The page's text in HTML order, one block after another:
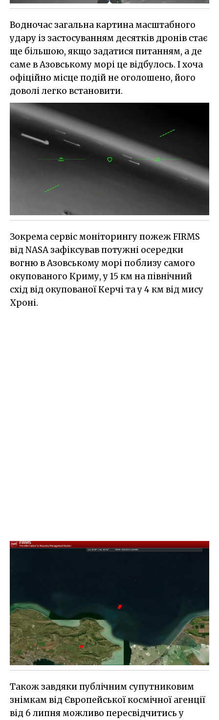
Водночас загальна картина масштабного
удару із застосуванням десятків дронів стає
ще більшою, якщо задатися питанням, а де
саме в Азовському морі це відбулось. І хоча
офіційно місце подій не оголошено, його
доволі легко встановити.
Зокрема сервіс моніторингу пожеж FIRMS
від NASA зафіксував потужні осередки
вогню в Азовському морі поблизу самого
окупованого Криму, у 15 км на північний
схід від окупованої Керчі та у 4 км від мису
Хроні.
Також завдяки публічним супутниковим
знімкам від Європейської космічної агенції
від 6 липня можливо пересвідчитись у